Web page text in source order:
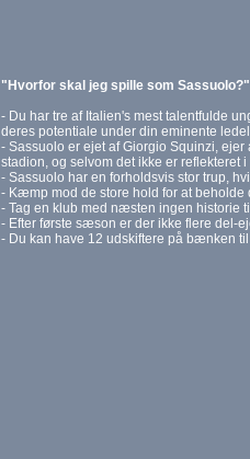
"Hvorfor skal jeg spille som Sassuolo?"
- Du har tre af Italien's mest talentfulde
deres potentiale under din eminente
- Sassuolo er ejet af Giorgio Squinzi,
stadion, og selvom det ikke er reflekteret
- Sassuolo har en forholdsvis stor trup,
- Kæmp mod de store hold for at
- Tag en klub med næsten ingen historie
- Efter første sæson er der ikke flere del-
- Du kan have 12 udskiftere på bænken